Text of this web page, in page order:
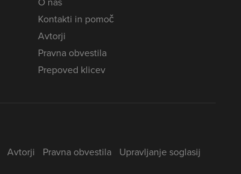
Kontakti in pomoč
Avtorji
Pravna obvestila
Prepoved klicev
Avtorji Pravna obvestila Upravljanje soglasij